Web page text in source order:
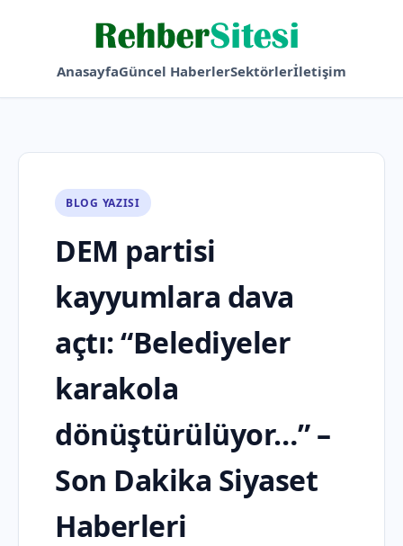
AnasayfaGüncel HaberlerSektörlerİletişim
BLOG YAZISI
DEM partisi
kayyumlara dava
açtı: “Belediyeler
karakola
dönüştürülüyor…” –
Son Dakika Siyaset
Haberleri